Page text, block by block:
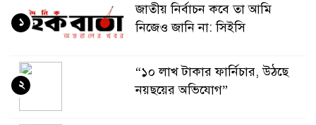
জাতীয় নির্বাচন কবে তা আমি
নিজেও জানি না: সিইসি
১
“১০ লাখ টাকার ফার্নিচার, উঠছে
নয়ছয়ের অভিযোগ”
২